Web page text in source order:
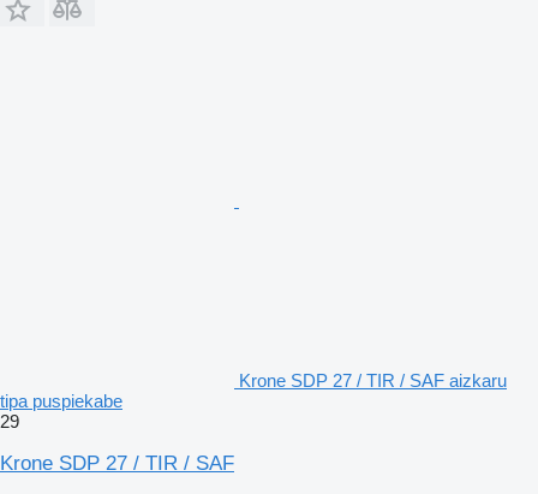
Krone SDP 27 / TIR / SAF aizkaru
tipa puspiekabe
29
Krone SDP 27 / TIR / SAF